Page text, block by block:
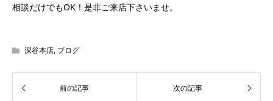
相談だけでもOK！是非ご来店下さいませ。
深谷本店, ブログ